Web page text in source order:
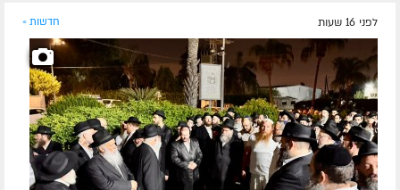
לפני 16 שעות חדשות »